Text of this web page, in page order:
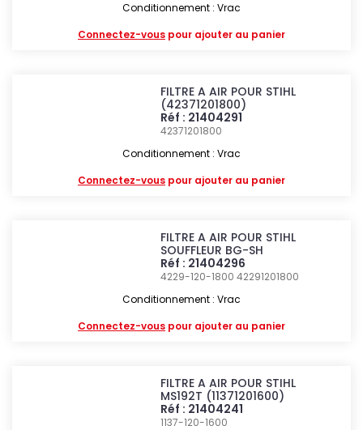
Conditionnement : Vrac
Connectez-vous pour ajouter au panier
FILTRE A AIR POUR STIHL
(42371201800)
Réf : 21404291
42371201800
Conditionnement : Vrac
Connectez-vous pour ajouter au panier
FILTRE A AIR POUR STIHL
SOUFFLEUR BG-SH
Réf : 21404296
4229-120-1800 42291201800
Conditionnement : Vrac
Connectez-vous pour ajouter au panier
FILTRE A AIR POUR STIHL
MS192T (11371201600)
Réf : 21404241
1137-120-1600